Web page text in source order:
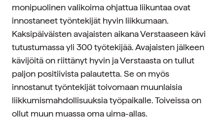
monipuolinen valikoima ohjattua liikuntaa ovat
innostaneet työntekijät hyvin liikkumaan.
Kaksipäiväisten avajaisten aikana Verstaaseen kävi
tutustumassa yli 300 työtekijää. Avajaisten jälkeen
kävijöitä on riittänyt hyvin ja Verstaasta on tullut
paljon positiivista palautetta. Se on myös
innostanut työntekijät toivomaan muunlaisia
liikkumismahdollisuuksia työpaikalle. Toiveissa on
ollut muun muassa oma uima-allas.